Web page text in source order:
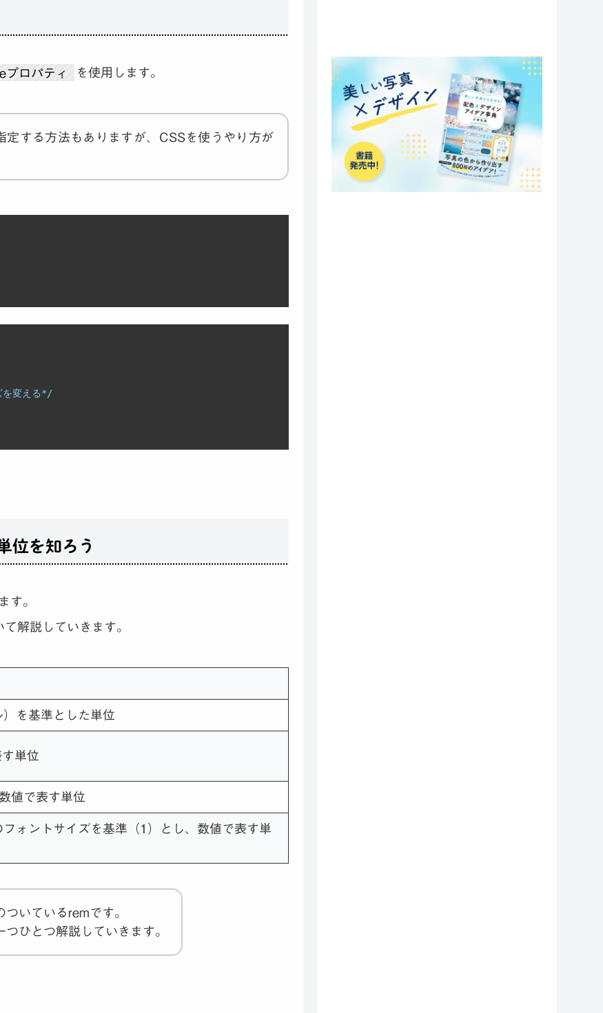
プロパティ を使用します。
定する方法もありますが、CSSを使うやり方が
を変える*/
位を知ろう
す。
解説していきます。
を基準とした単位
単位
値で表す単位
ォントサイズを基準（1）とし、数値で表す単
ついているremです。
ひとつ解説していきます。